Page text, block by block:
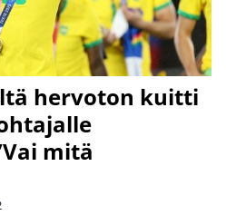
hervoton kuitti
mitä